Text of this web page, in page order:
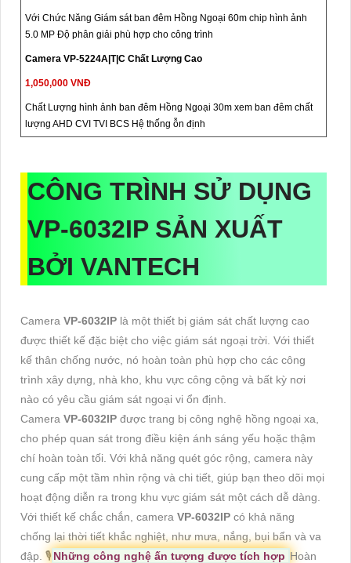
Với Chức Năng Giám sát ban đêm Hồng Ngoại 60m chip hình ảnh
5.0 MP Độ phân giải phù hợp cho công trình
Camera VP-5224A|T|C Chất Lượng Cao
1,050,000 VNĐ
Chất Lượng hình ảnh ban đêm Hồng Ngoại 30m xem ban đêm chất
lượng AHD CVI TVI BCS Hệ thống ỗn định
CÔNG TRÌNH SỬ DỤNG
VP-6032IP SẢN XUẤT
BỞI VANTECH
Camera VP-6032IP là một thiết bị giám sát chất lượng cao
được thiết kế đặc biệt cho việc giám sát ngoại trời. Với thiết
kế thân chống nước, nó hoàn toàn phù hợp cho các công
trình xây dựng, nhà kho, khu vực công cộng và bất kỳ nơi
nào có yêu cầu giám sát ngoại vi ổn định.
Camera VP-6032IP được trang bị công nghệ hồng ngoại xa,
cho phép quan sát trong điều kiện ánh sáng yếu hoặc thậm
chí hoàn toàn tối. Với khả năng quét góc rộng, camera này
cung cấp một tầm nhìn rộng và chi tiết, giúp bạn theo dõi mọi
hoạt động diễn ra trong khu vực giám sát một cách dễ dàng.
Với thiết kế chắc chắn, camera VP-6032IP có khả năng
chống lại thời tiết khắc nghiệt, như mưa, nắng, bụi bẩn và va
đập. 🎙 Những công nghệ ấn tượng được tích hợp Hoàn